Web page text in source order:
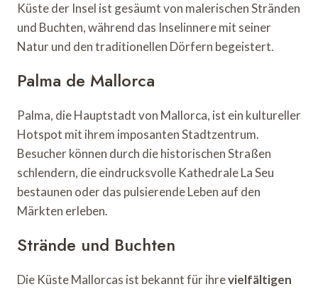
Küste der Insel ist gesäumt von malerischen Stränden
und Buchten, während das Inselinnere mit seiner
Natur und den traditionellen Dörfern begeistert.
Palma de Mallorca
Palma, die Hauptstadt von Mallorca, ist ein kultureller
Hotspot mit ihrem imposanten Stadtzentrum.
Besucher können durch die historischen Straßen
schlendern, die eindrucksvolle Kathedrale La Seu
bestaunen oder das pulsierende Leben auf den
Märkten erleben.
Strände und Buchten
Die Küste Mallorcas ist bekannt für ihrevielfältigen